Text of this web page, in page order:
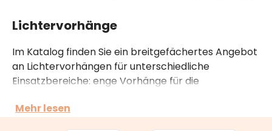
Lichtervorhänge
Im Katalog finden Sie ein breitgefächertes Angebot
an Lichtervorhängen für unterschiedliche
Einsatzbereiche: enge Vorhänge für die
und Geländer und erweiterbare Ausführungen für
Mehr lesen